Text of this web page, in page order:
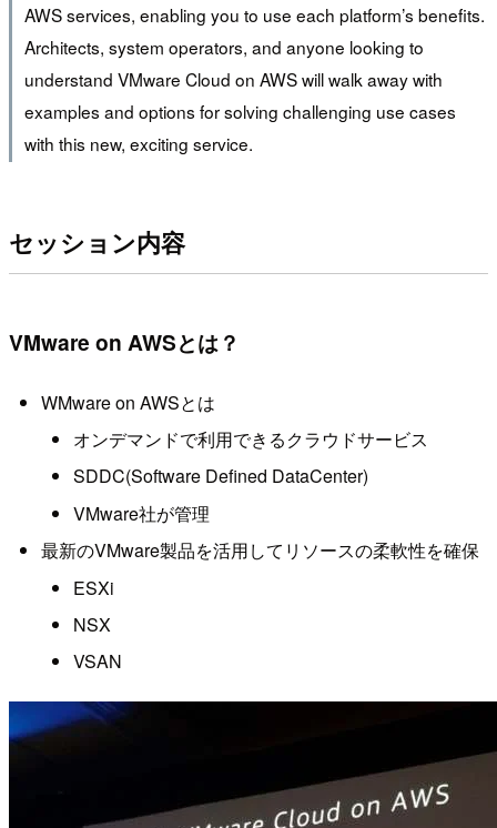
AWS services, enabling you to use each platform’s benefits.
Architects, system operators, and anyone looking to
understand VMware Cloud on AWS will walk away with
examples and options for solving challenging use cases
with this new, exciting service.
セッション内容
VMware on AWSとは？
WMware on AWSとは
オンデマンドで利用できるクラウドサービス
SDDC(Software Defined DataCenter)
VMware社が管理
最新のVMware製品を活用してリソースの柔軟性を確保
ESXi
NSX
VSAN